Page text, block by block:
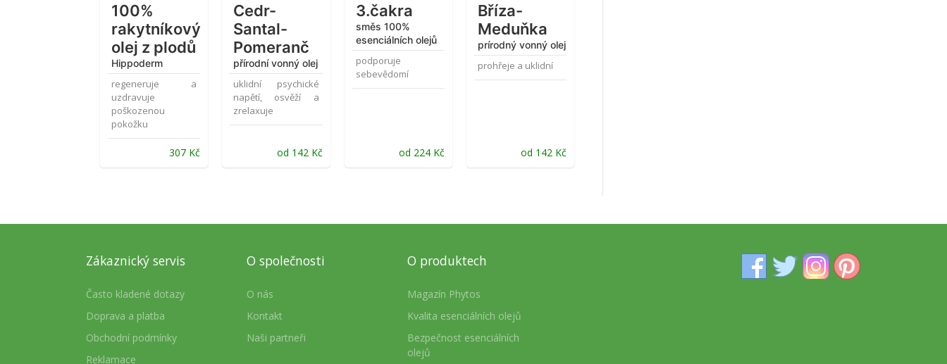
100%
rakytníkový
olej z plodů
Hippoderm
regeneruje a
uzdravuje
poškozenou
pokožku
307 Kč
Cedr-
Santal-
Pomeranč
přírodní vonný olej
uklidní psychické
napětí, osvěží a
zrelaxuje
od 142 Kč
3.čakra
směs 100%
esenciálních olejů
podporuje
sebevědomí
od 224 Kč
Bříza-
Meduňka
prírodný vonný olej
prohřeje a uklidní
od 142 Kč
Zákaznický servis
Často kladené dotazy
Doprava a platba
Obchodní podmínky
Reklamace
O společnosti
O nás
Kontakt
Naši partneři
O produktech
Magazín Phytos
Kvalita esenciálních olejů
Bezpečnost esenciálních
olejů